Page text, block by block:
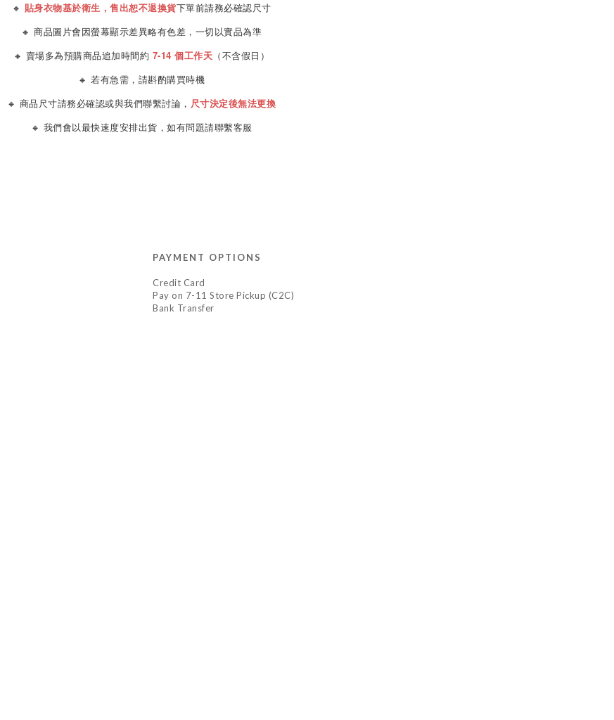
🔸 貼身衣物基於衛生，售出恕不退換貨下單前請務必確認尺寸
🔸 商品圖片會因螢幕顯示差異略有色差，一切以實品為準
🔸 賣場多為預購商品追加時間約 7-14 個工作天 （不含假日）
🔸 若有急需，請斟酌購買時機
🔸 商品尺寸請務必確認或與我們聯繫討論， 尺寸決定後無法更換
🔸 我們會以最快速度安排出貨，如有問題請聯繫客服
PAYMENT OPTIONS
Credit Card
Pay on 7-11 Store Pickup (C2C)
Bank Transfer